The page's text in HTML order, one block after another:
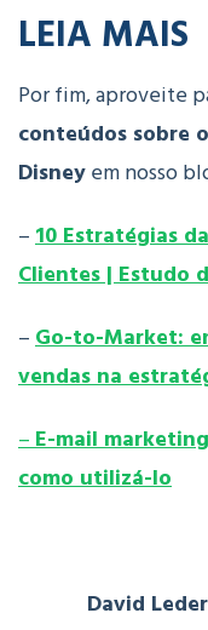
LEIA MAIS
Por fim, aproveite
conteúdos sobre
Disneyem nosso
–10 Estratégias
Clientes | Estudo
–Go-to-Market:
vendas na
–E-mail
como utilizá-lo
David